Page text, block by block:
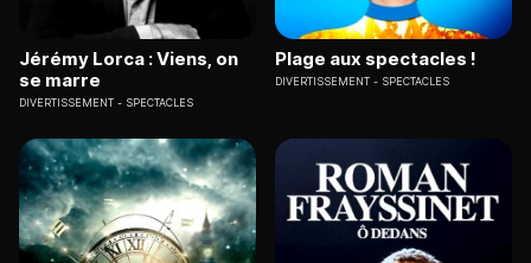
Jérémy Lorca : Viens, on
se marre
DIVERTISSEMENT SPECTACLES
Plage aux spectacles !
DIVERTISSEMENT SPECTACLES